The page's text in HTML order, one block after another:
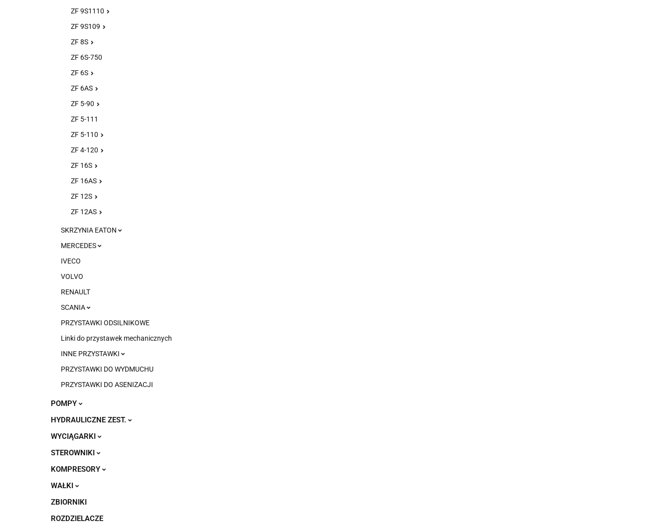
ZF 9S1110
ZF 9S109
ZF 8S
ZF 6S-750
ZF 6S
ZF 6AS
ZF 5-90
ZF 5-111
ZF 5-110
ZF 4-120
ZF 16S
ZF 16AS
ZF 12S
ZF 12AS
SKRZYNIA EATON
MERCEDES
IVECO
VOLVO
RENAULT
SCANIA
PRZYSTAWKI ODSILNIKOWE
Linki do przystawek mechanicznych
INNE PRZYSTAWKI
PRZYSTAWKI DO WYDMUCHU
PRZYSTAWKI DO ASENIZACJI
POMPY
HYDRAULICZNE ZEST.
WYCIĄGARKI
STEROWNIKI
KOMPRESORY
WAŁKI
ZBIORNIKI
ROZDZIELACZE